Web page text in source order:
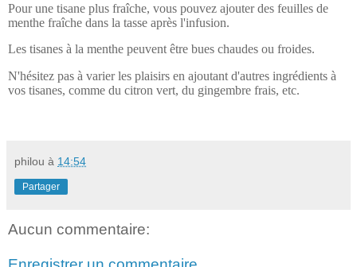
Pour une tisane plus fraîche, vous pouvez ajouter des feuilles de
menthe fraîche dans la tasse après l'infusion.
Les tisanes à la menthe peuvent être bues chaudes ou froides.
N'hésitez pas à varier les plaisirs en ajoutant d'autres ingrédients à
vos tisanes, comme du citron vert, du gingembre frais, etc.
philou à 14:54
Partager
Aucun commentaire: